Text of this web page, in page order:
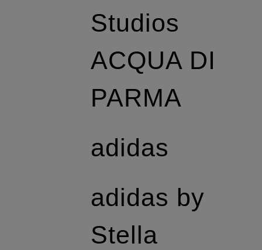
Studios
ACQUA DI
PARMA
adidas
adidas by
Stella